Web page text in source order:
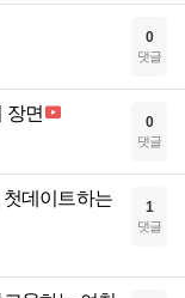
0
댓글
장면 0
댓글
데이트하는
1
댓글